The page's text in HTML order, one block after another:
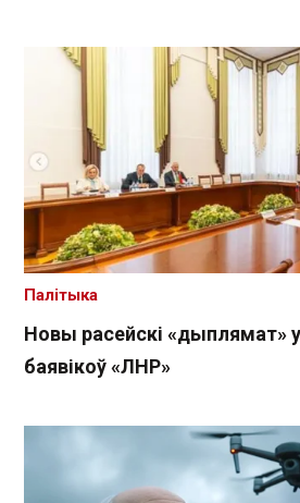
Новы расейскі «дыплямат»
баявікоў «ЛНР»
Палітыка